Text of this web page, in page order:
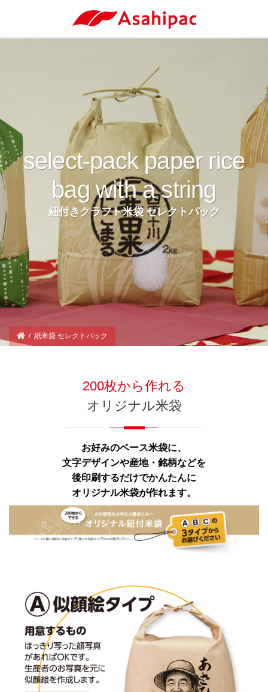
select-pack paper rice
bag with a string
紐付きクラフト米袋 セレクトパック
/ 紙米袋 セレクトパック
200枚から作れる
オリジナル米袋
お好みのベース米袋に、
文字デザインや産地・銘柄などを
後印刷するだけでかんたんに
オリジナル米袋が作れます。